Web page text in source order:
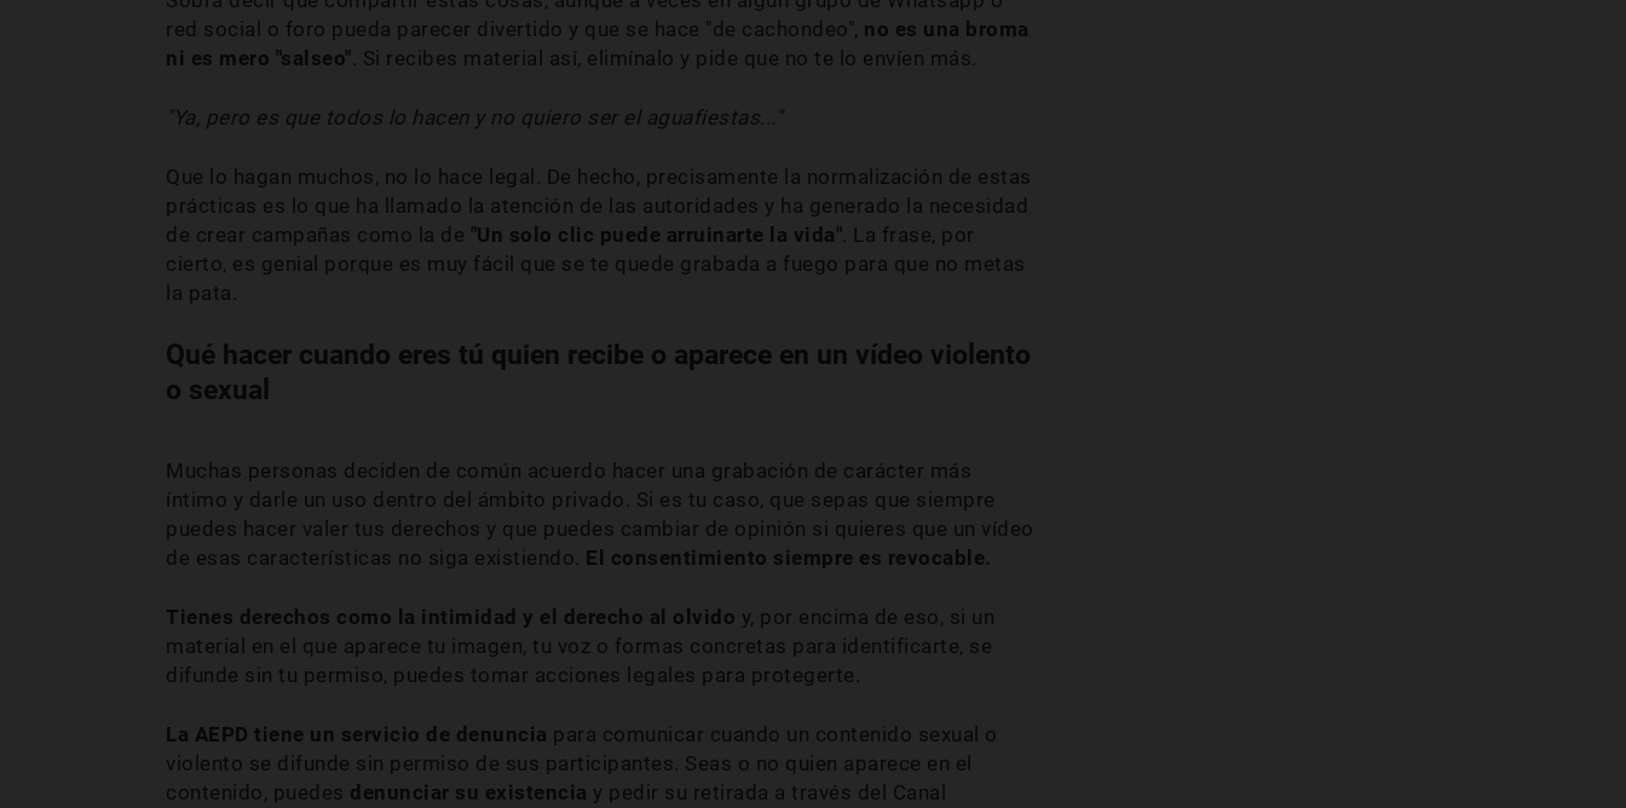
red social o foro pueda parecer divertido y que se hace "de cachondeo", no es una broma
ni es mero "salseo". Si recibes material así, elimínalo y pide que no te lo envíen más.
"Ya, pero es que todos lo hacen y no quiero ser el aguafiestas..."
Que lo hagan muchos, no lo hace legal. De hecho, precisamente la normalización de estas
prácticas es lo que ha llamado la atención de las autoridades y ha generado la necesidad
de crear campañas como la de "Un solo clic puede arruinarte la vida". La frase, por
cierto, es genial porque es muy fácil que se te quede grabada a fuego para que no metas
la pata.
Qué hacer cuando eres tú quien recibe o aparece en un vídeo violento
o sexual
Muchas personas deciden de común acuerdo hacer una grabación de carácter más
íntimo y darle un uso dentro del ámbito privado. Si es tu caso, que sepas que siempre
puedes hacer valer tus derechos y que puedes cambiar de opinión si quieres que un vídeo
de esas características no siga existiendo. El consentimiento siempre es revocable.
Tienes derechos como la intimidad y el derecho al olvido y, por encima de eso, si un
material en el que aparece tu imagen, tu voz o formas concretas para identificarte, se
difunde sin tu permiso, puedes tomar acciones legales para protegerte.
La AEPD tiene un servicio de denuncia para comunicar cuando un contenido sexual o
violento se difunde sin permiso de sus participantes. Seas o no quien aparece en el
contenido, puedes denunciar su existencia y pedir su retirada a través del Canal